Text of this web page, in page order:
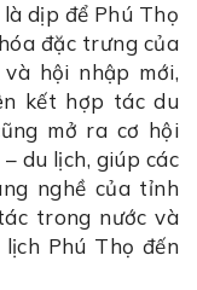
dịp để Phú Thọ
đặc trưng của
hội nhập mới,
kết hợp tác du
mở ra cơ hội
du lịch, giúp các
nghề của tỉnh
trong nước và
Phú Thọ đến